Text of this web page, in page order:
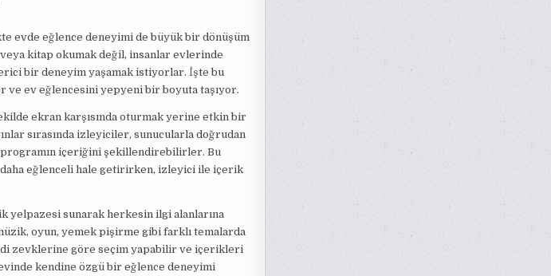
evde eğlence deneyimi de büyük bir dönüşüm
kitap okumak değil, insanlar evlerinde
bir deneyim yaşamak istiyorlar. İşte bu
ev eğlencesini yepyeni bir boyuta taşıyor.
ekran karşısında oturmak yerine etkin bir
sırasında izleyiciler, sunucularla doğrudan
içeriğini şekillendirebilirler. Bu
eğlenceli hale getirirken, izleyici ile içerik
yelpazesi sunarak herkesin ilgi alanlarına
oyun, yemek pişirme gibi farklı temalarda
zevklerine göre seçim yapabilir ve içerikleri
kendine özgü bir eğlence deneyimi